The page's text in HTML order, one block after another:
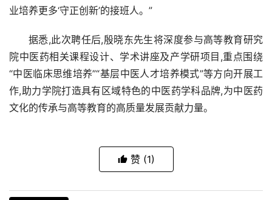
业培养更多‘守正创新’的接班人。”
据悉,此次聘任后,殷晓东先生将深度参与高等教育研究
院中医药相关课程设计、学术讲座及产学研项目,重点围绕
“中医临床思维培养”“基层中医人才培养模式”等方向开展工
作,助力学院打造具有区域特色的中医药学科品牌,为中医药
文化的传承与高等教育的高质量发展贡献力量。
赞 (1)